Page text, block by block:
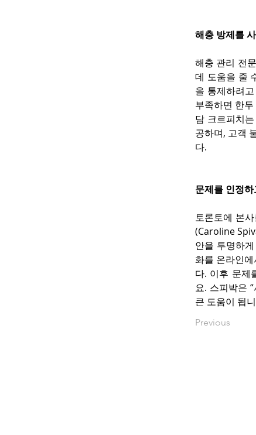
해충 방제를
해충 관리 전
데 도움을 줄
을 통제하려
부족하면 한
담 크르피치
공하며, 고객
다.
문제를 인정
토론토에 본
(Caroline
안을 투명하
화를 온라인
다. 이후 문제
요. 스피박은
큰 도움이 됩
Previous